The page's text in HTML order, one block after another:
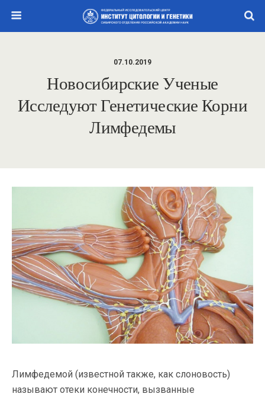
07.10.2019
Новосибирские Ученые
Исследуют Генетические Корни
Лимфедемы
Лимфедемой (известной также, как слоновость)
называют отеки конечности, вызванные